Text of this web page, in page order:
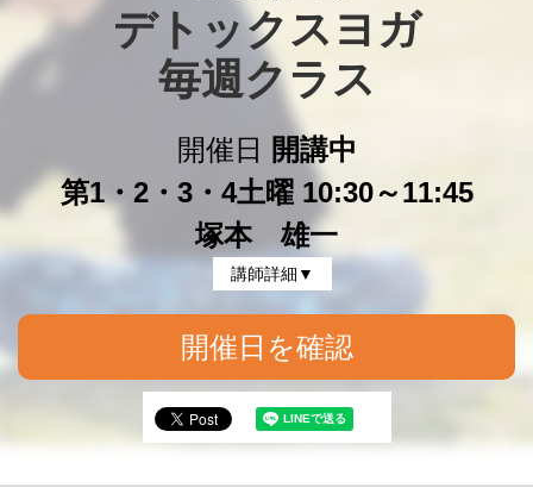
デトックスヨガ
毎週クラス
開催日
開講中
第1・2・3・4土曜 10:30～11:45
塚本 雄一
講師詳細▼
開催日を確認